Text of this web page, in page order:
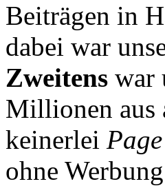
Beiträgen in
dabei war
Zweitens war
Millionen aus
keinerlei
ohne